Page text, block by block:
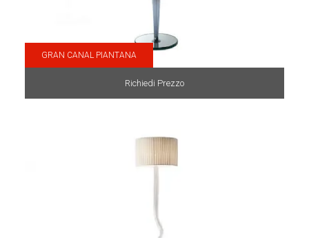
GRAN CANAL PIANTANA
Richiedi Prezzo